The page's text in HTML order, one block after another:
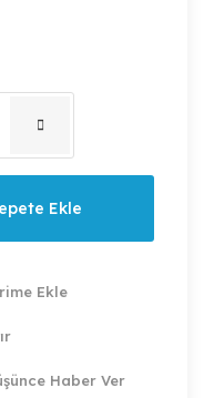
Ekle
Haber Ver